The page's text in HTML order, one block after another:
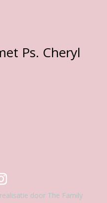
Ps. Cheryl
door The Family